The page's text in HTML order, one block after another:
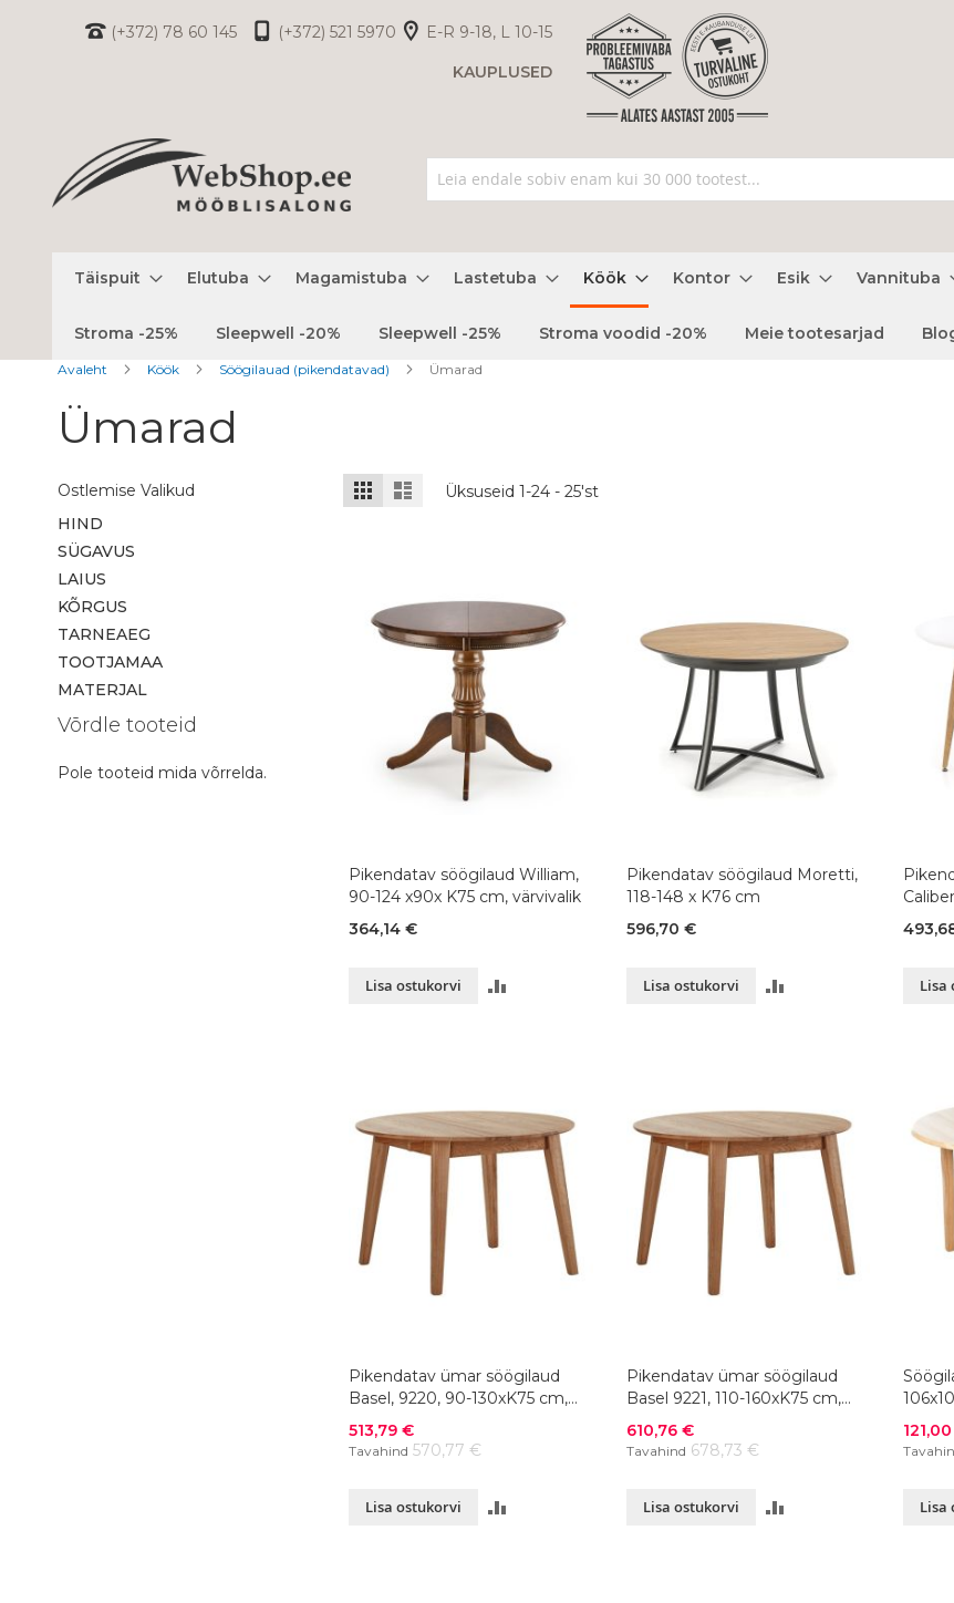
(+372) 78 60 145 (+372) 521 5970
E-R 9-18, L 10-15
KAUPLUSED
Täispuit Elutuba Magamistuba Lastetuba Köök Kontor Esik Vannituba
Stroma -25% Sleepwell -20% Sleepwell -25% Stroma voodid -20% Meie tootesarjad
Avaleht Köök Söögilauad (pikendatavad) Ümarad
Ümarad
Kuvamisviis
Ruudustik
NimekiriÜksuseid1-24 -25'st
Pikendatav söögilaud William,
90-124 x90x K75 cm, värvivalik
364,14 €
Lisa ostukorvi
Pikendatav söögilaud Moretti,
118-148 x K76 cm
596,70 €
Lisa ostukorvi Lisa
Pikendatav ümar söögilaud
Basel, 9220, 90-130xK75 cm,
tamm, õlitatud
Soodushind
513,79 €
Tavahind 570,77 €
Lisa ostukorvi
Pikendatav ümar söögilaud
Basel 9221, 110-160xK75 cm,
tamm, õlitatud
Soodushind
610,76 €
Tavahind 678,73 €
Lisa ostukorvi Lisa
Ostlemise Valikud
HIND
SÜGAVUS
LAIUS
KÕRGUS
TARNEAEG
TOOTJAMAA
MATERJAL
Võrdle tooteid
Pole tooteid mida võrrelda.